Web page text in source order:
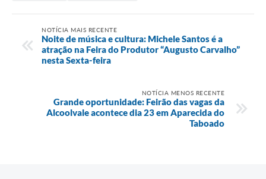
NOTÍCIA MAIS RECENTE
Noite de música e cultura: Michele Santos é a
atração na Feira do Produtor “Augusto Carvalho”
nesta Sexta-feira
NOTÍCIA MENOS RECENTE
Grande oportunidade: Feirão das vagas da
Alcoolvale acontece dia 23 em Aparecida do
Taboado